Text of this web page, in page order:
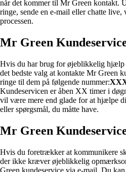
når det kommer til Mr Green kontakt.
ringe, sende en e-mail eller chatte
processen.
Mr Green
Hvis du har brug for øjeblikkelig hjælp
det bedste valg at kontakte Mr Green
ringe til dem på følgende nummer:
Kundeservicen er åben XX timer i
vil være mere end glade for at hjælpe
eller spørgsmål, du måtte have.
Mr Green
Hvis du foretrækker at kommunikere
der ikke kræver øjeblikkelig
Green kundeservice via e-mail. Du